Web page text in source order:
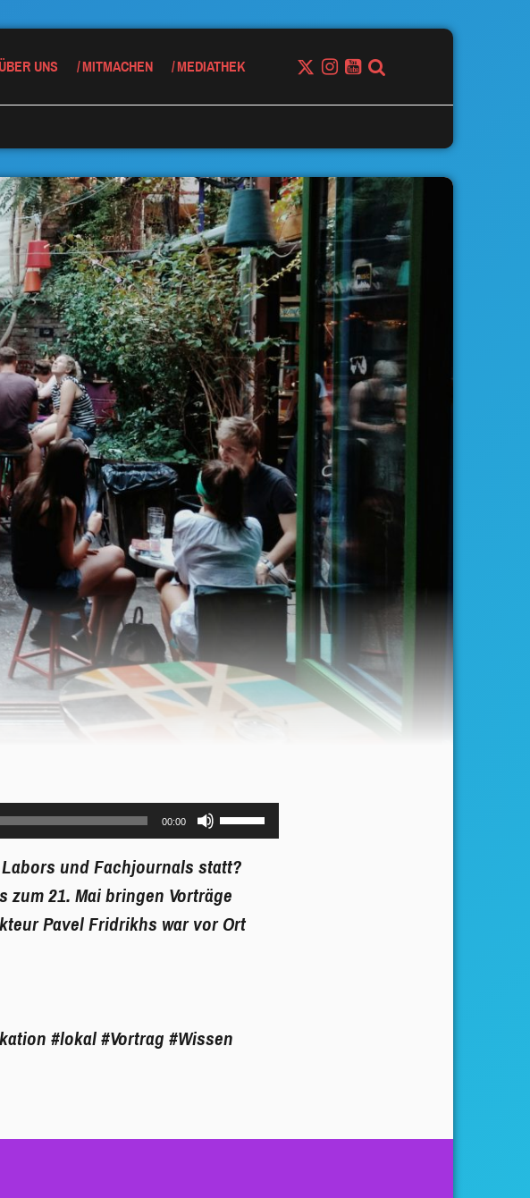
ÜBER UNS MITMACHEN MEDIATHEK
00:00
Pfeiltasten
Hoch/Runter
benutzen,
um
die
und Fachjournals statt?
zum 21. Mai bringen Vorträge
Pavel Fridrikhs war vor Ort
#lokal #Vortrag #Wissen